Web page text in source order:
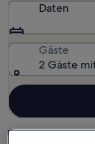
Daten
Gäste
2 Gäste